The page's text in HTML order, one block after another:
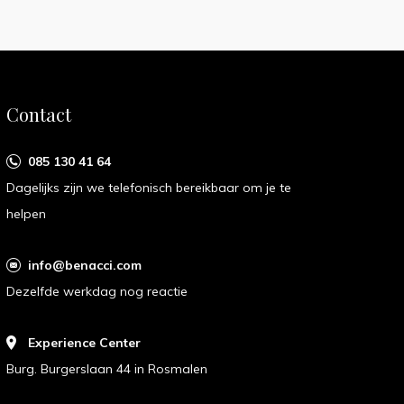
Contact
085 130 41 64
Dagelijks zijn we telefonisch bereikbaar om je te
helpen
info@benacci.com
Dezelfde werkdag nog reactie
Experience Center
Burg. Burgerslaan 44 in Rosmalen